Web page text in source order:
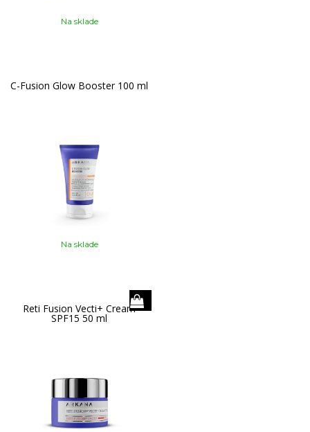
Na sklade
C-Fusion Glow Booster 100 ml
Na sklade
Reti Fusion Vecti+ Cream
SPF15 50 ml